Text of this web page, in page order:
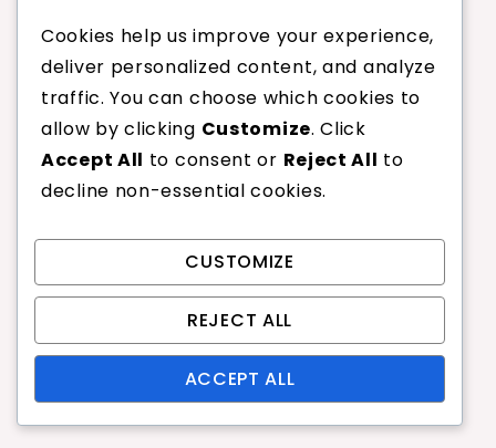
Otsi
Search
for:
Kategooriad
Badmintoni serveerimise
skoorimise reeglid
Tavalised sulgpalli serveerimise
Cookies help us improve your experience,
deliver personalized content, and analyze
traffic. You can choose which cookies to
allow by clicking Customize. Click
Accept All to consent or Reject All to
decline non-essential cookies.
CUSTOMIZE
REJECT ALL
ACCEPT ALL